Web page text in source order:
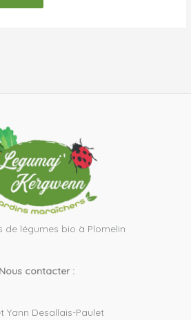
de légumes bio à Plomelin
Nous contacter :
Yann Desallais-Paulet